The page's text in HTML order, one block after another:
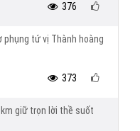
376
phụng tứ vị Thành hoàng
373
giữ trọn lời thề suốt